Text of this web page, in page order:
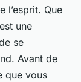
l’esprit. Que
une
se
Avant de
que vous